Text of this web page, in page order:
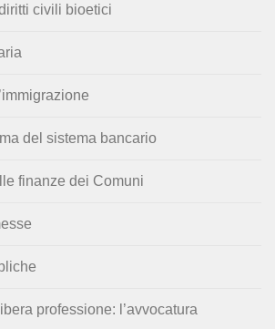
civili bioetici
del sistema bancario
finanze dei Comuni
professione: l’avvocatura